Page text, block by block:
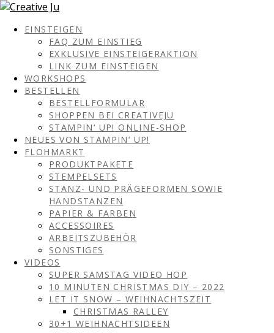
EINSTEIGEN
FAQ ZUM EINSTIEG
EXKLUSIVE EINSTEIGERAKTION
LINK ZUM EINSTEIGEN
WORKSHOPS
BESTELLEN
BESTELLFORMULAR
SHOPPEN BEI CREATIVEJU
STAMPIN‘ UP! ONLINE-SHOP
NEUES VON STAMPIN‘ UP!
FLOHMARKT
PRODUKTPAKETE
STEMPELSETS
STANZ- UND PRÄGEFORMEN SOWIE
HANDSTANZEN
PAPIER & FARBEN
ACCESSOIRES
ARBEITSZUBEHÖR
SONSTIGES
VIDEOS
SUPER SAMSTAG VIDEO HOP
10 MINUTEN CHRISTMAS DIY – 2022
LET IT SNOW – WEIHNACHTSZEIT
CHRISTMAS RALLEY
30+1 WEIHNACHTSIDEEN